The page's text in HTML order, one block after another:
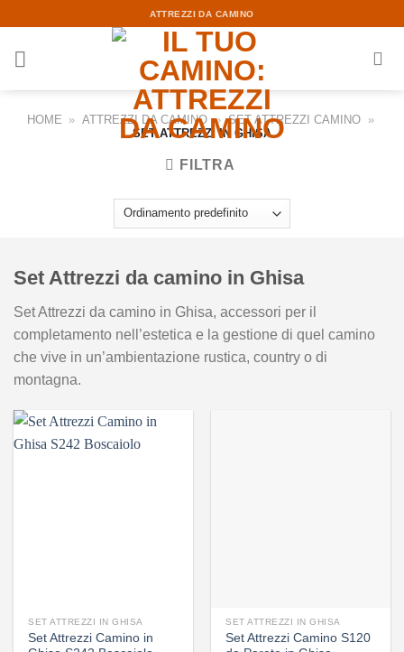
content
ATTREZZI DA CAMINO
HOME » ATTREZZI DA CAMINO » SET ATTREZZI CAMINO
»
SET ATTREZZI IN GHISA
FILTRA
Set Attrezzi da camino in Ghisa
Set Attrezzi da camino in Ghisa, accessori per il
completamento nell’estetica e la gestione di quel camino
che vive in un’ambientazione rustica, country o di
montagna.
SET ATTREZZI IN GHISA
Set Attrezzi Camino in
SET ATTREZZI IN GHISA
Set Attrezzi Camino S120